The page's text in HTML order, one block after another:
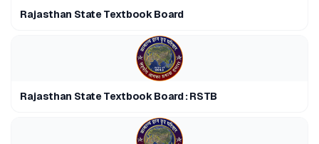
Rajasthan State Textbook Board
Rajasthan State Textbook Board : RSTB